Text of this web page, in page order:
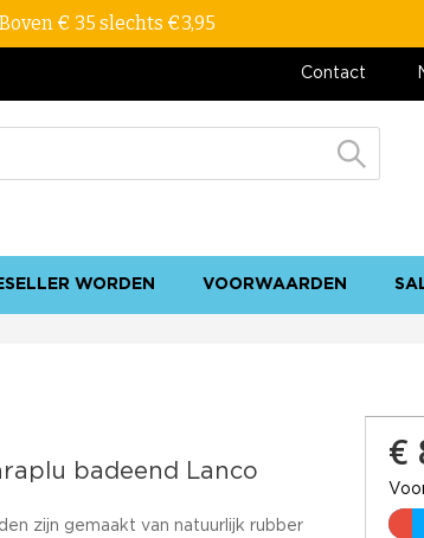
€ 35 slechts €3,95
Contact
WORDEN VOORWAARDEN
badeend Lanco
zijn gemaakt van natuurlijk rubber
€